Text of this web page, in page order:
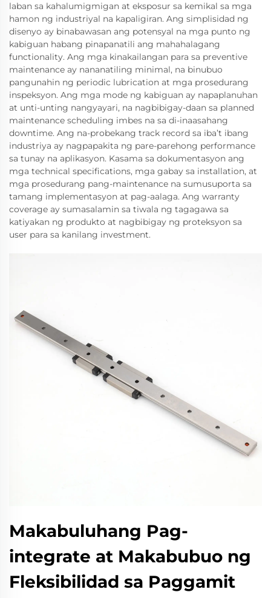
laban sa kahalumigmigan at eksposur sa kemikal sa mga
hamon ng industriyal na kapaligiran. Ang simplisidad ng
disenyo ay binabawasan ang potensyal na mga punto ng
kabiguan habang pinapanatili ang mahahalagang
functionality. Ang mga kinakailangan para sa preventive
maintenance ay nananatiling minimal, na binubuo
pangunahin ng periodic lubrication at mga prosedurang
inspeksyon. Ang mga mode ng kabiguan ay napaplanuhan
at unti-unting nangyayari, na nagbibigay-daan sa planned
maintenance scheduling imbes na sa di-inaasahang
downtime. Ang na-probekang track record sa iba’t ibang
industriya ay nagpapakita ng pare-parehong performance
sa tunay na aplikasyon. Kasama sa dokumentasyon ang
mga technical specifications, mga gabay sa installation, at
mga prosedurang pang-maintenance na sumusuporta sa
tamang implementasyon at pag-aalaga. Ang warranty
coverage ay sumasalamin sa tiwala ng tagagawa sa
katiyakan ng produkto at nagbibigay ng proteksyon sa
user para sa kanilang investment.
Makabuluhang Pag-
integrate at Makabubuo ng
Fleksibilidad sa Paggamit